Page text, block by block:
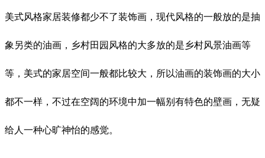
美式风格家居装修都少不了装饰画，现代风格的一般放的是抽
象另类的油画，乡村田园风格的大多放的是乡村风景油画等
等，美式的家居空间一般都比较大，所以油画的装饰画的大小
都不一样，不过在空阔的环境中加一幅别有特色的壁画，无疑
给人一种心旷神怡的感觉。